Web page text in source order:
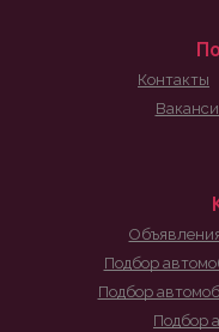
Контакты
Подбор
Подбор
Подбор